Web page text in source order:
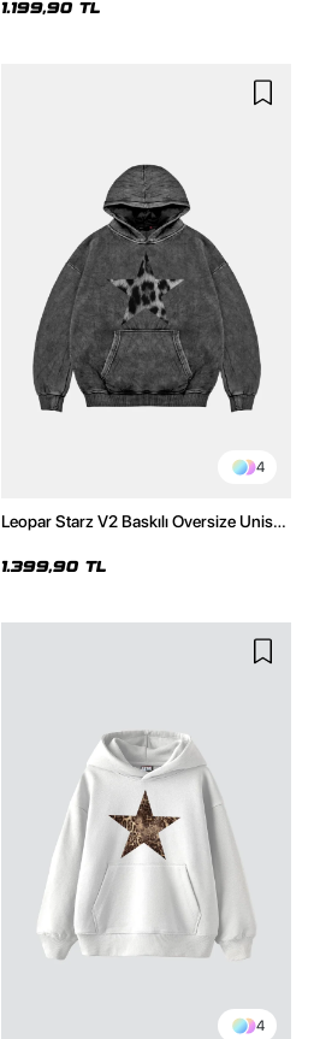
1.199,90 TL
4
Leopar Starz V2 Baskılı Oversize Unisex
1.399,90 TL
4